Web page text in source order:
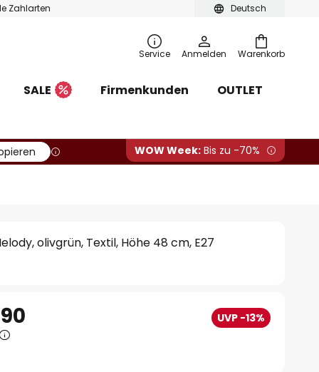
Deutsch
Zahlarten
Warenkorb
Service Anmelden
SALE Firmenkunden OUTLET
WOW Week: Bis zu -70%
olivgrün, Textil, Höhe 48 cm, E27
UVP -13%